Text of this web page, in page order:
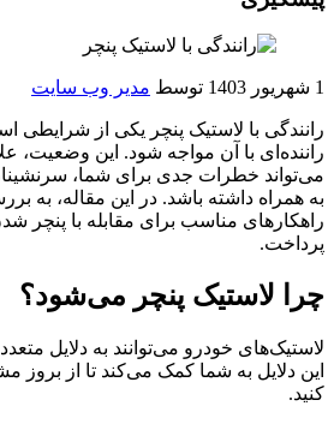
1 شهریور 1403 توسط مدیر وب سایت
رانندگی با لاستیک پنچر یکی از
راننده‌ای با آن مواجه شود. این وضعیت،
می‌تواند خطرات جدی برای شما،
به همراه داشته باشد. در این مقاله، به
راهکارهای مناسب برای مقابله با پنچر
پرداخت.
چرا لاستیک پنچر می‌شود؟
لاستیک‌های خودرو می‌توانند به دلایل
این دلایل به شما کمک می‌کند تا از بروز
کنید.